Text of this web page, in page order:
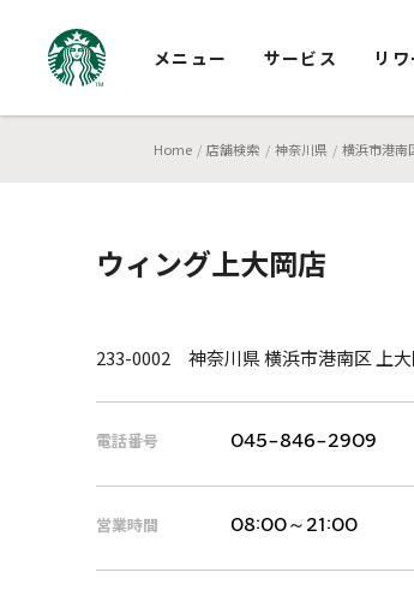
メニュー サービス リ
Home 店舗検索 神奈川県 横浜市港南
ウィング上大岡店
233-0002 神奈川県 横浜市港南区 上
電話番号 045-846-2909
営業時間 08:00～21:00